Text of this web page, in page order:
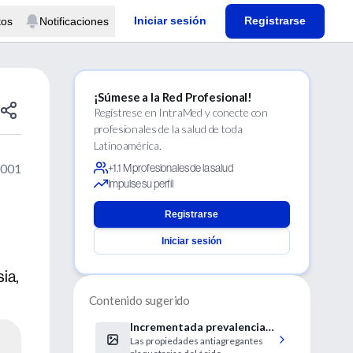
Notificaciones Iniciar sesión Registrarse
¡Súmese a la Red Profesional!
Regístrese en IntraMed y conecte con
profesionales de la salud de toda
Latinoamérica.
+1.1 M profesionales de la salud
Impulse su perfil
Registrarse
Iniciar sesión
Contenido sugerido
Incrementada prevalencia
de microtrombosis en los
Las propiedades antiagregantes